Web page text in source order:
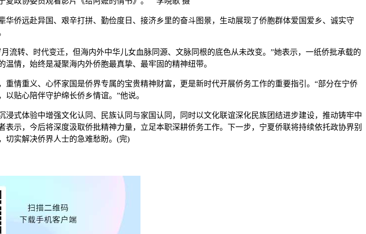
远赴异国、艰辛打拼、勤俭度日、接济乡里的奋斗图景，生动展现了侨胞群体爱国爱乡、诚实守
转、时代变迁，但海内外中华儿女血脉同源、文脉同根的底色从未改变。”她表示，一纸侨批承载的
情，始终是凝聚海内外侨胞最真挚、最牢固的精神纽带。
重义、心怀家国是侨界专属的宝贵精神财富，更是新时代开展侨务工作的重要指引。“部分在宁侨
贴心陪伴守护绵长侨乡情谊。”他说。
体验中增强文化认同、民族认同与家国认同，同时以文化联谊深化民族团结进步建设，推动铸牢中
示，今后将深度汲取侨批精神力量，立足本职深耕侨务工作。下一步，宁夏侨联将持续依托政协界别
切实解决侨界人士的急难愁盼。(完)